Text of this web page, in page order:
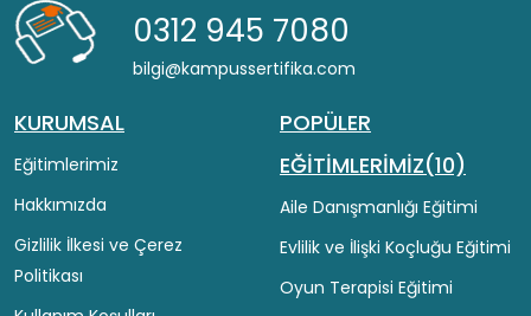
0312 945 7080
bilgi@kampussertifika.com
KURUMSAL
Eğitimlerimiz
Hakkımızda
Gizlilik İlkesi ve Çerez
Politikası
POPÜLER
EĞİTİMLERİMİZ(10)
Aile Danışmanlığı Eğitimi
Evlilik ve İlişki Koçluğu Eğitimi
Oyun Terapisi Eğitimi